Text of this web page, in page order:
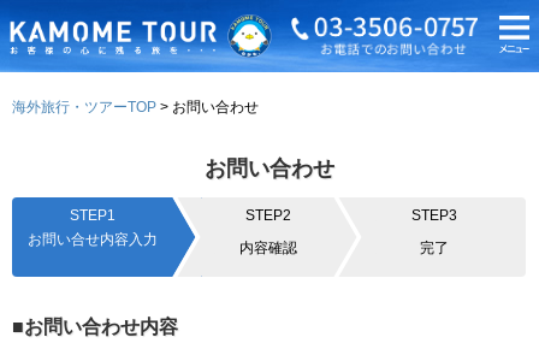
海外旅行・ツアーTOP お問い合わせ
お問い合わせ
STEP1
お問い合せ内容入力
STEP2
内容確認
STEP3
完了
■お問い合わせ内容